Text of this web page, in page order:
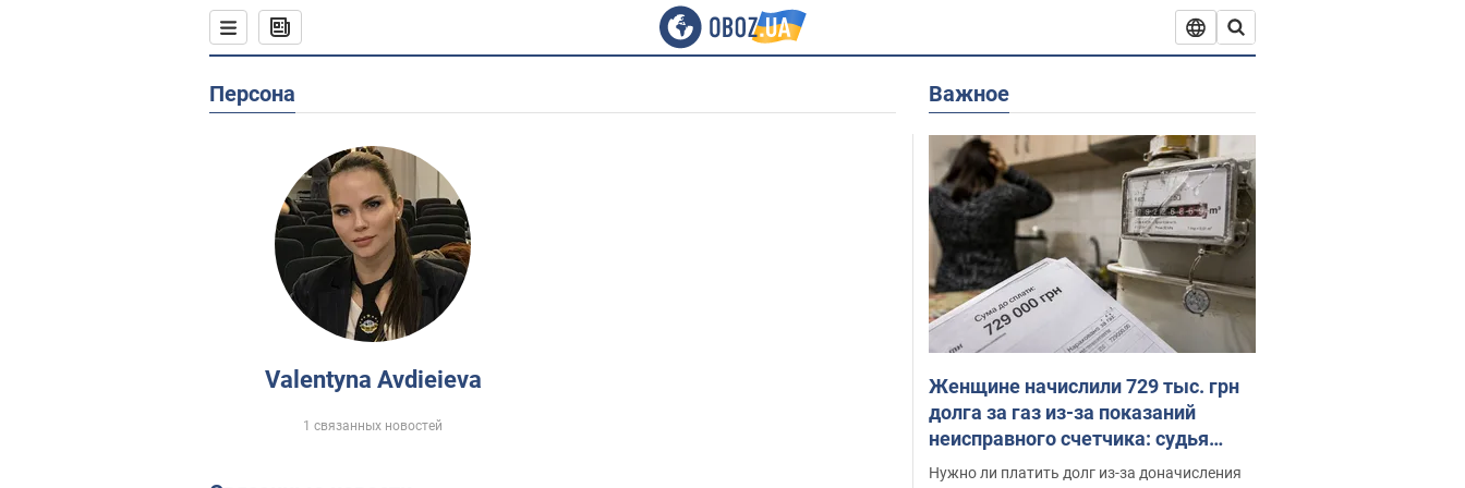
Персона
Valentyna Avdieieva
1 связанных новостей
Важное
Женщине начислили 729 тыс. грн
долга за газ из-за показаний
неисправного счетчика: судья
вынес неожиданное решение
Нужно ли платить долг из-за доначисления